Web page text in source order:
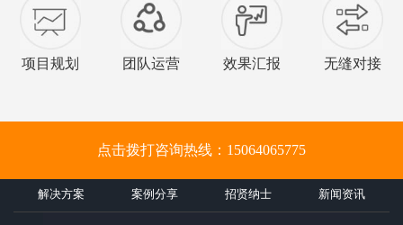
项目规划 团队运营 效果汇报 无缝对接
点击拨打咨询热线：15064065775
解决方案 案例分享 招贤纳士 新闻资讯